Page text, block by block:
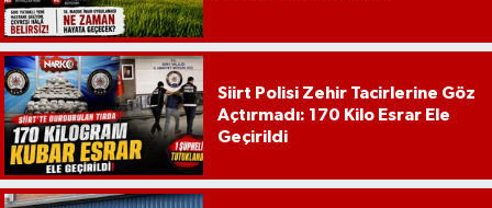
Siirt Polisi Zehir Tacirlerine Göz
Açtırmadı: 170 Kilo Esrar Ele
Geçirildi